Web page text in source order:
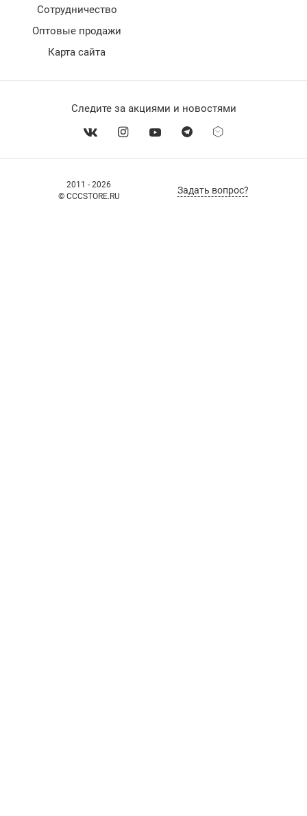
2011 - 2026
© CCCSTORE.RU
Задать вопрос?
Сотрудничество
Оптовые продажи
Карта сайта
Следите за акциями и новостями